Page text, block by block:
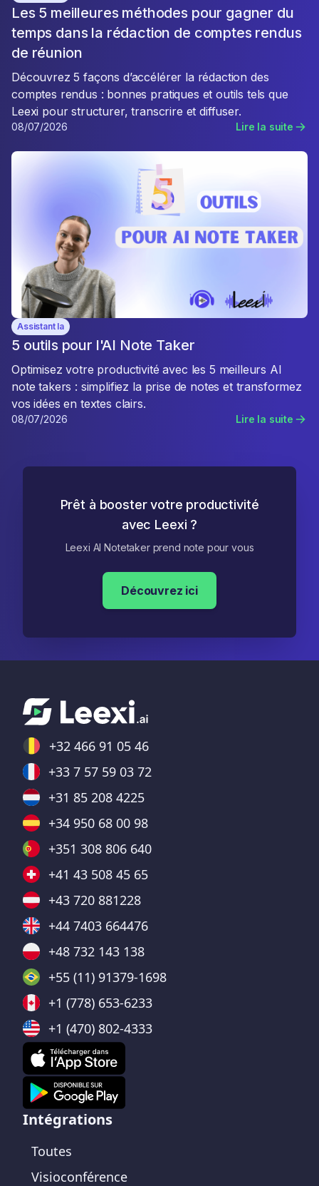
Les 5 meilleures méthodes pour gagner du
temps dans la rédaction de comptes rendus
de réunion
Découvrez 5 façons d’accélérer la rédaction des
comptes rendus : bonnes pratiques et outils tels que
Leexi pour structurer, transcrire et diffuser.
08/07/2026 Lire la suite
Assistant Ia
5 outils pour l'AI Note Taker
Optimisez votre productivité avec les 5 meilleurs AI
note takers : simplifiez la prise de notes et transformez
vos idées en textes clairs.
08/07/2026 Lire la suite
Prêt à booster votre productivité
avec Leexi ?
Leexi AI Notetaker prend note pour vous
Découvrez ici
+32 466 91 05 46
+33 7 57 59 03 72
+31 85 208 4225
+34 950 68 00 98
+351 308 806 640
+41 43 508 45 65
+43 720 881228
+44 7403 664476
+48 732 143 138
+55 (11) 91379-1698
+1 (778) 653-6233
+1 (470) 802-4333
Intégrations
Toutes
Visioconférence